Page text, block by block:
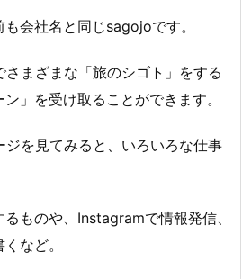
会社名と同じsagojoです。
まざまな「旅のシゴト」をする
」を受け取ることができます。
を見てみると、いろいろな仕事
ものや、Instagramで情報発信、
など。